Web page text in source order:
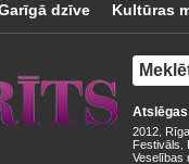
dzīve Kultūras
2012 Rīga
Festivāls
Veselības